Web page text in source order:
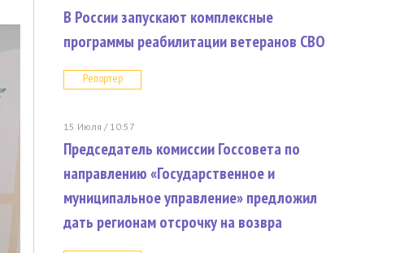
В России запускают комплексные
программы реабилитации ветеранов СВО
Репортер
15 Июля / 10:57
Председатель комиссии Госсовета по
направлению «Государственное и
муниципальное управление» предложил
дать регионам отсрочку на возвра